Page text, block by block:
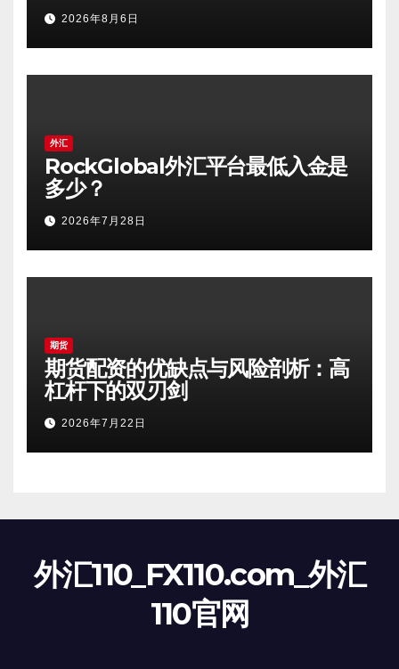
2026年8月6日
外汇
RockGlobal外汇平台最低入金是
多少？
2026年7月28日
期货
期货配资的优缺点与风险剖析：高
杠杆下的双刃剑
2026年7月22日
外汇110_FX110.com_外汇
110官网